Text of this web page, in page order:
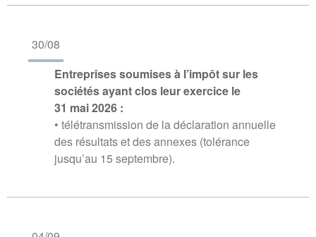
30/08
Entreprises soumises à l’impôt sur les
sociétés ayant clos leur exercice le
31 mai 2026 :
• télétransmission de la déclaration annuelle
des résultats et des annexes (tolérance
jusqu’au 15 septembre).